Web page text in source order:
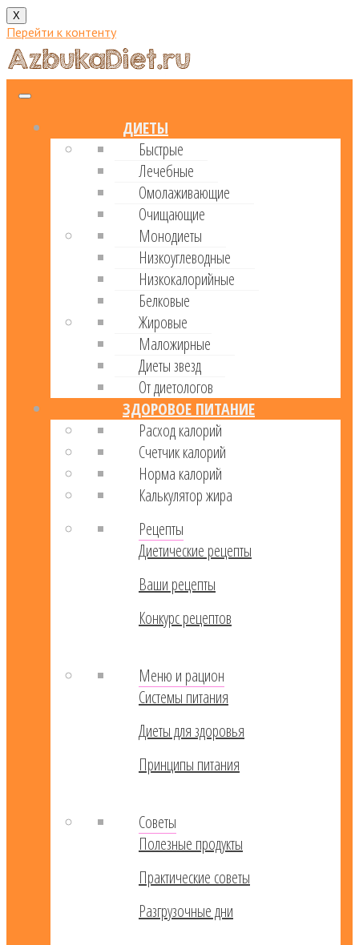
X
Перейти к контенту
ДИЕТЫ
Быстрые
Лечебные
Омолаживающие
Очищающие
Монодиеты
Низкоуглеводные
Низкокалорийные
Белковые
Жировые
Маложирные
Диеты звезд
От диетологов
ЗДОРОВОЕ ПИТАНИЕ
Расход калорий
Cчетчик калорий
Норма калорий
Калькулятор жира
Рецепты
Диетические рецепты
Ваши рецепты
Конкурс рецептов
Меню и рацион
Системы питания
Диеты для здоровья
Принципы питания
Советы
Полезные продукты
Практические советы
Разгрузочные дни